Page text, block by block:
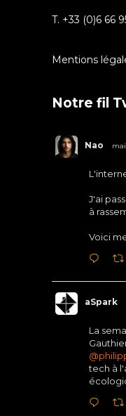
T. +33 (0)6 66
Mentions
Notre fil
Nao
J'ai
à
Voici
aSpark
La
tech à